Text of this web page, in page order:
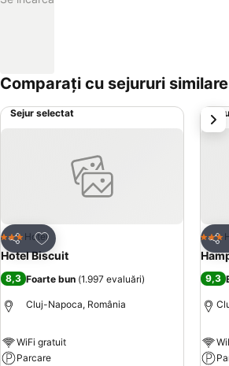
Comparați cu sejururi similare
Sejur selectat
Distribuiți
Adăugaţi la favorite
3 SteleHotel
Hotel Biscuit
8,3 Foarte bun (1.997 evaluări)
Cluj-Napoca, România
WiFi gratuit
Parcare
3
9,3